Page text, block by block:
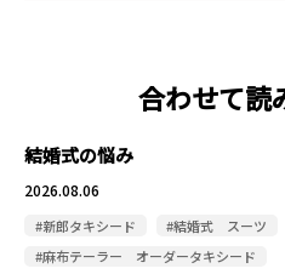
合わせて読
結婚式の悩み
2026.08.06
#新郎タキシード
#結婚式 スーツ
#麻布テーラー オーダータキシード